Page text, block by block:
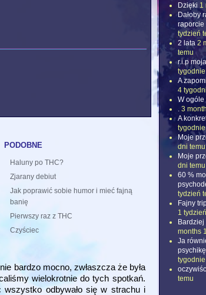
podobne
Haluny po THC?
Zjarany debiut
Jak poprawić sobie humor i mieć fajną
banię
Pierwszy raz z THC
Czyściec
bardzo mocno, zwłaszcza że była
wielokrotnie do tych spotkań.
wszystko odbywało się w strachu i
Dzięki 1
Dałoby
tydzień
2 lata 2
temu
r.i.p
A
4
W ogóle
3
A
Moje
dni temu
Moje
dni temu
60 %
tydzień
Fajny
1
months
Ja
temu